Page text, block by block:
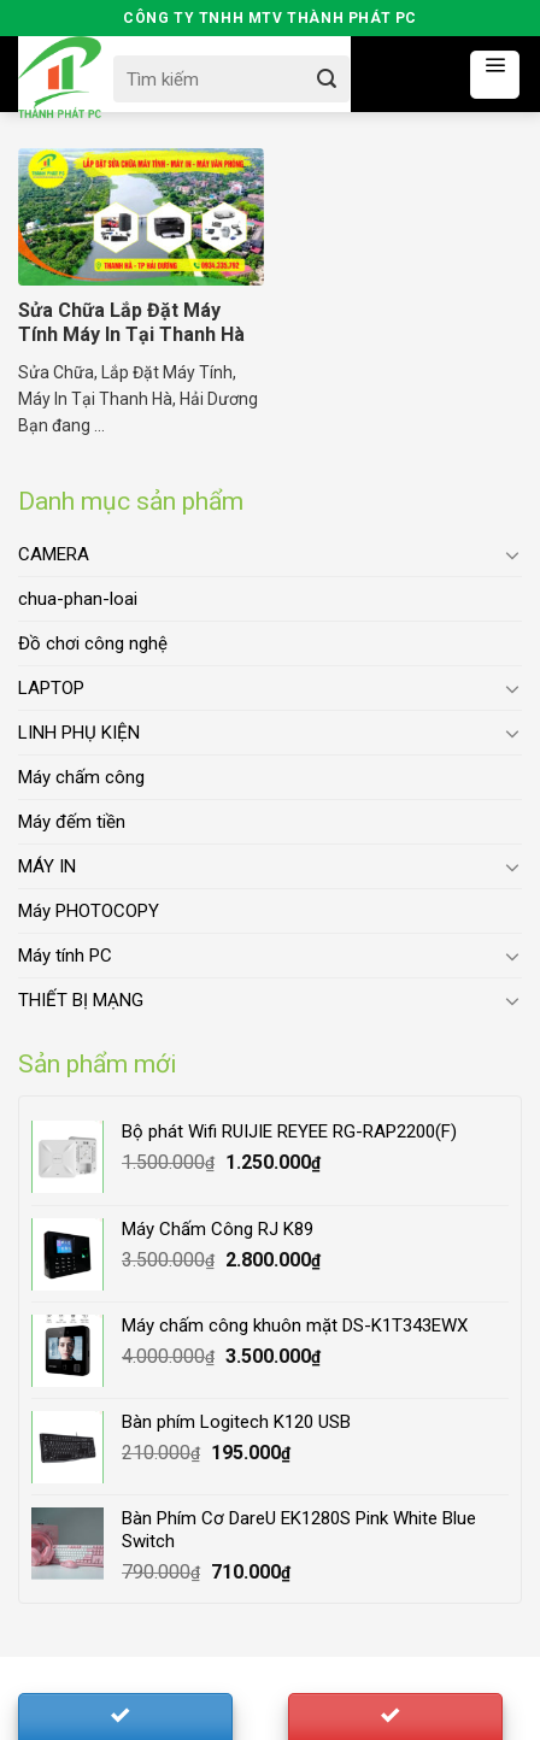
to
content
CÔNG TY TNHH MTV THÀNH PHÁT PC
for:
Danh mục sản phẩm
CAMERA
chua-phan-loai
Đồ chơi công nghệ
LAPTOP
LINH PHỤ KIỆN
Máy chấm công
Máy đếm tiền
MÁY IN
Máy PHOTOCOPY
Máy tính PC
THIẾT BỊ MẠNG
Sản phẩm mới
Bộ phát Wifi RUIJIE REYEE RG-RAP2200(F)
1.500.000₫
Original
1.500.000₫.
1.250.000₫Current
Máy Chấm Công RJ K89
3.500.000₫
Original
3.500.000₫.
2.800.000₫Current
2.800.000₫.
Máy chấm công khuôn mặt DS-K1T343EWX
4.000.000₫ Original
4.000.000₫.
3.500.000₫Current
3.500.000₫.
Bàn phím Logitech K120 USB
210.000₫
Original
210.000₫.
195.000₫Current
195.000₫.
Bàn Phím Cơ DareU EK1280S Pink White Blue
Switch
790.000₫
Original
710.000₫Current
Sửa Chữa Lắp Đặt Máy
Tính Máy In Tại Thanh Hà
Sửa Chữa, Lắp Đặt Máy Tính,
Máy In Tại Thanh Hà, Hải Dương
Bạn đang ...